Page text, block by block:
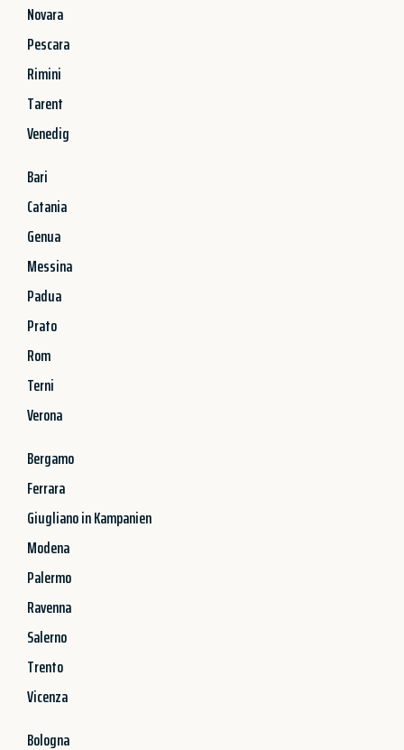
Novara
Pescara
Rimini
Tarent
Venedig
Bari
Catania
Genua
Messina
Padua
Prato
Rom
Terni
Verona
Bergamo
Ferrara
Giugliano in Kampanien
Modena
Palermo
Ravenna
Salerno
Trento
Vicenza
Bologna